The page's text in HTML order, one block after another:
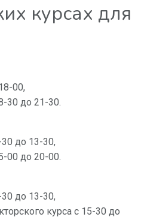
курсах для
00,
30 до 21-30.
30 до 13-30,
00 до 20-00.
30 до 13-30,
курса с 15-30 до